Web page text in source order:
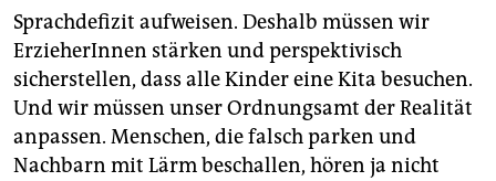
Sprachdefizit aufweisen. Deshalb müssen wir
ErzieherInnen stärken und perspektivisch
sicherstellen, dass alle Kinder eine Kita besuchen.
Und wir müssen unser Ordnungsamt der Realität
anpassen. Menschen, die falsch parken und
Nachbarn mit Lärm beschallen, hören ja nicht